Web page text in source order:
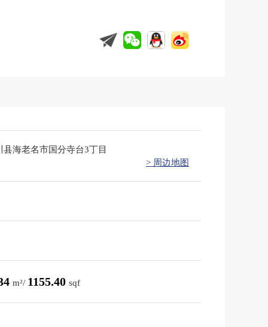
县海老名市国分寺台3丁目
> 周边地图
m²/ 1155.40 sqf